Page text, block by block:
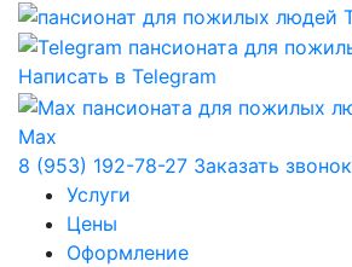
Написать в Telegram
Max
8 (953) 192-78-27 Заказать звонок
Услуги
Цены
Оформление